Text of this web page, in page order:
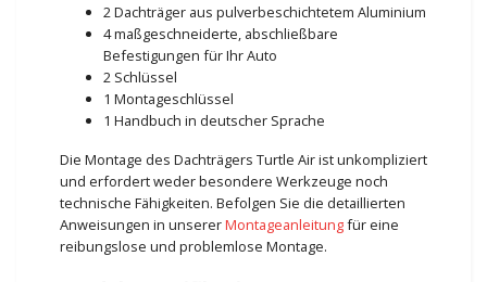
2 Dachträger aus pulverbeschichtetem Aluminium
4 maßgeschneiderte, abschließbare
Befestigungen für Ihr Auto
2 Schlüssel
1 Montageschlüssel
1 Handbuch in deutscher Sprache
Die Montage des Dachträgers Turtle Air ist unkompliziert
und erfordert weder besondere Werkzeuge noch
technische Fähigkeiten. Befolgen Sie die detaillierten
Anweisungen in unsererMontageanleitungfür eine
reibungslose und problemlose Montage.